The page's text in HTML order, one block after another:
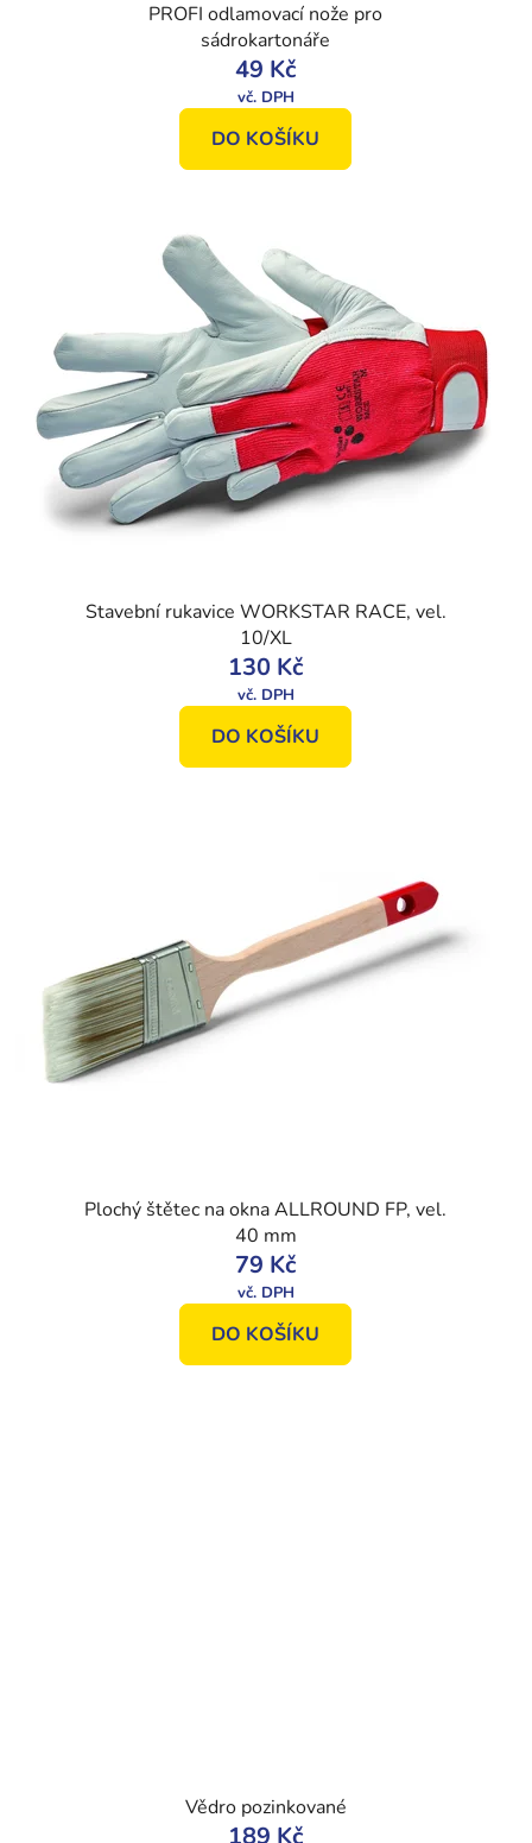
PROFI odlamovací nože pro
sádrokartonáře
49 Kč
DO KOŠÍKU
Stavební rukavice WORKSTAR RACE, vel.
10/XL
130 Kč
DO KOŠÍKU
Plochý štětec na okna ALLROUND FP, vel.
40 mm
79 Kč
DO KOŠÍKU
Vědro pozinkované